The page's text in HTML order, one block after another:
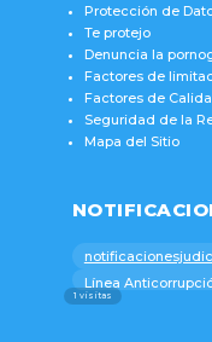
Protección de
Te protejo
Denuncia la
Factores de
Factores de
Seguridad de la
Mapa del Sitio
Línea
1 visitas